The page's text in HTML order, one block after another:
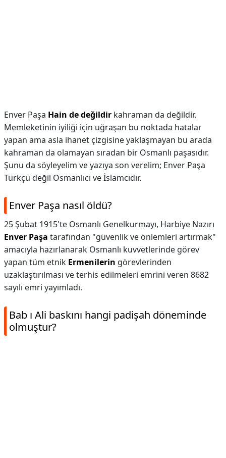
Enver Paşa Hain de değildir kahraman da değildir.
Memleketinin iyiliği için uğraşan bu noktada hatalar
yapan ama asla ihanet çizgisine yaklaşmayan bu arada
kahraman da olamayan sıradan bir Osmanlı paşasıdır.
Şunu da söyleyelim ve yazıya son verelim; Enver Paşa
Türkçü değil Osmanlıcı ve İslamcıdır.
Enver Paşa nasıl öldü?
25 Şubat 1915'te Osmanlı Genelkurmayı, Harbiye Nazırı
Enver Paşa tarafından "güvenlik ve önlemleri artırmak"
amacıyla hazırlanarak Osmanlı kuvvetlerinde görev
yapan tüm etnik Ermenilerin görevlerinden
uzaklaştırılması ve terhis edilmeleri emrini veren 8682
sayılı emri yayımladı.
Bab ı Ali baskını hangi padişah döneminde
olmuştur?